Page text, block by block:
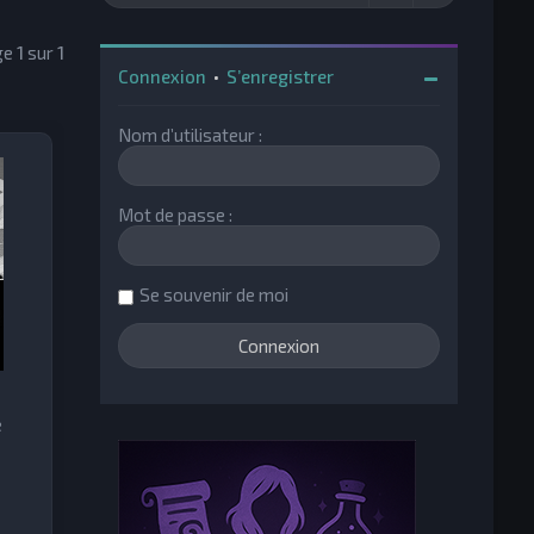
1 sur1
Connexion • S’enregistrer
Nom d’utilisateur :
Mot de passe :
Se souvenir de moi